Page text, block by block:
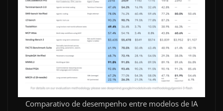
Comparativo de desempenho entre modelos de IA